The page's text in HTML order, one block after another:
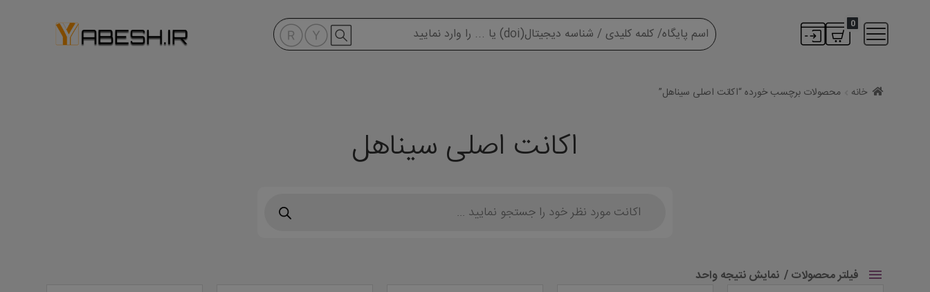
0
خانه محصولات برچسب خورده “اکانت اصلی سیناهل”
اکانت اصلی سیناهل
search
فیلتر محصولات نمایش نتیجه واحد